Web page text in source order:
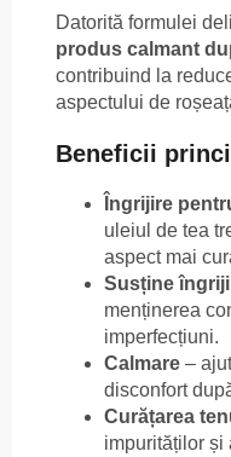
Datorită formulei
produs calmant
contribuind la
aspectului de
Beneficii
Îngrijire
uleiul de tea
aspect mai
Susține
menținerea
imperfecțiuni.
Calmare –
disconfort
Curățarea
impurităților și